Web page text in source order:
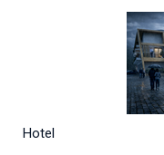
Hotel